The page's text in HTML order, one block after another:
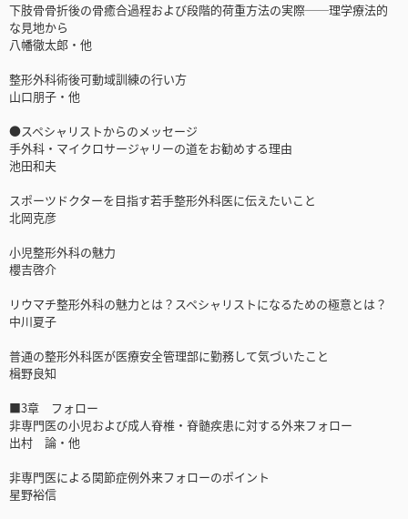
下肢骨骨折後の骨癒合過程および段階的荷重方法の実際──理学療法的
な見地から
八幡徹太郎・他
整形外科術後可動域訓練の行い方
山口朋子・他
●スペシャリストからのメッセージ
手外科・マイクロサージャリーの道をお勧めする理由
池田和夫
スポーツドクターを目指す若手整形外科医に伝えたいこと
北岡克彦
小児整形外科の魅力
櫻吉啓介
リウマチ整形外科の魅力とは？スペシャリストになるための極意とは？
中川夏子
普通の整形外科医が医療安全管理部に勤務して気づいたこと
楫野良知
■3章 フォロー
非専門医の小児および成人脊椎・脊髄疾患に対する外来フォロー
出村 論・他
非専門医による関節症例外来フォローのポイント
星野裕信